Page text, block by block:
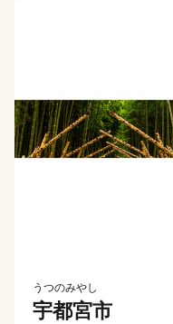
うつのみやし
宇都宮市